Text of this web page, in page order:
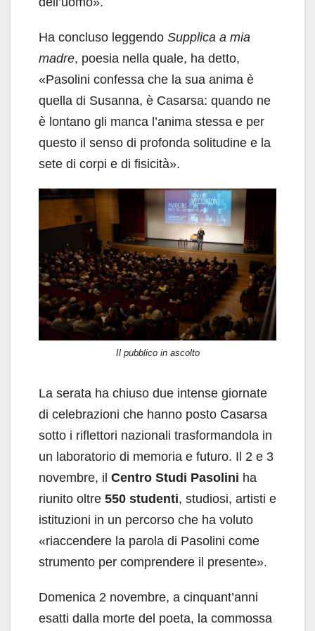
Ha concluso leggendo Supplica a mia
madre, poesia nella quale, ha detto,
«Pasolini confessa che la sua anima è
quella di Susanna, è Casarsa: quando ne
è lontano gli manca l’anima stessa e per
questo il senso di profonda solitudine e la
sete di corpi e di fisicità».
Il pubblico in ascolto
La serata ha chiuso due intense giornate
di celebrazioni che hanno posto Casarsa
sotto i riflettori nazionali trasformandola in
un laboratorio di memoria e futuro. Il 2 e 3
novembre, il Centro Studi Pasolini ha
riunito oltre 550 studenti, studiosi, artisti e
istituzioni in un percorso che ha voluto
«riaccendere la parola di Pasolini come
strumento per comprendere il presente».
Domenica 2 novembre, a cinquant’anni
esatti dalla morte del poeta, la commossa